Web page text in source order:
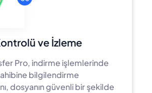
ve İzleme
Pro, indirme işlemlerinde
bilgilendirme
dosyanın güvenli bir şekilde